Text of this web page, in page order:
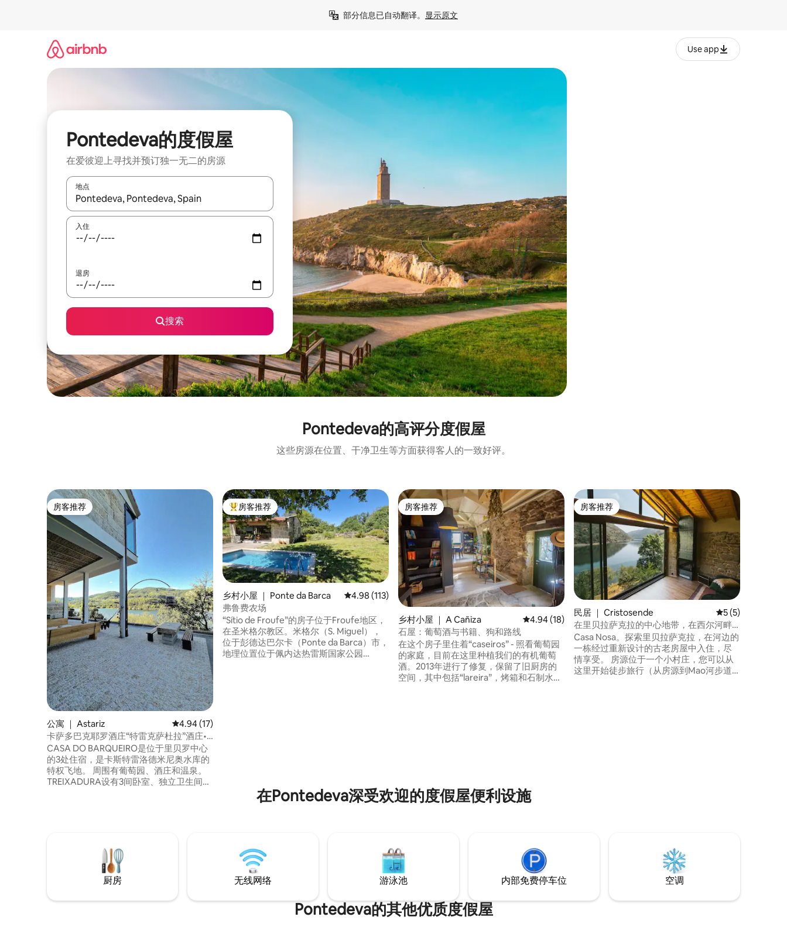
部分信息已自动翻译。 显示原文
Use app
Pontedeva的度假屋
在爱彼迎上寻找并预订独一无二的房源
地点
如有搜索结果，请使用上下方向键查看，或通过点击或滑动手势浏览。
入住
退房
搜索
Pontedeva的高评分度假屋
这些房源在位置、干净卫生等方面获得客人的一致好评。
房客推荐
房客推荐
公寓 ｜ Astariz 平均评分 4.94 分（满分 5 分），共 17 条评价
4.94 (17)
卡萨多巴克耶罗酒庄“特雷克萨杜拉”酒庄•
温泉•奥伦塞
CASA DO BARQUEIRO是位于里贝罗中心
的3处住宿，是卡斯特雷洛德米尼奥水库的
特权飞地。 周围有葡萄园、酒庄和温泉。
TREIXADURA设有3间卧室、独立卫生间、
热门「房客推荐」
房客推荐
乡村小屋 ｜ Ponte da Barca 平均评分 4.98 分（满分 5 分），共 113 条评价
4.98 (113)
弗鲁费农场
“Sítio de Froufe”的房子位于Froufe地区，
在圣米格尔教区。米格尔（S. Miguel），
位于彭德达巴尔卡（Ponte da Barca）市，
地理位置位于佩内达热雷斯国家公园
房客推荐
房客推荐
乡村小屋 ｜ A Cañiza 平均评分 4.94 分（满分 5 分），共 18 条评价
4.94 (18)
石屋：葡萄酒与书籍、狗和路线
在这个房子里住着“caseiros” - 照看葡萄园
的家庭，目前在这里种植我们的有机葡萄
酒。2013年进行了修复，保留了旧厨房的
空间，其中包括“lareira”，烤箱和石制水
房客推荐
房客推荐
民居 ｜ Cristosende 平均评分 5 分（
5 (5)
在里贝拉萨克拉的中心地带，在西尔河畔
入睡
Casa Nosa。探索里贝拉萨克拉，在河边的
一栋经过重新设计的古老房屋中入住，尽
情享受。 房源位于一个小村庄，您可以从
这里开始徒步旅行（从房源到Mao河步道
在Pontedeva深受欢迎的度假屋便利设施
厨房 无线网络 游泳池 内部免费停车位 空调
Pontedeva的其他优质度假屋